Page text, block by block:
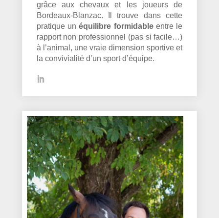
grâce aux chevaux et les joueurs de
Bordeaux-Blanzac. Il trouve dans cette
pratique unéquilibre formidableentre le
rapport non professionnel (pas si facile…)
à l’animal, une vraie dimension sportive et
la convivialité d’un sport d’équipe.